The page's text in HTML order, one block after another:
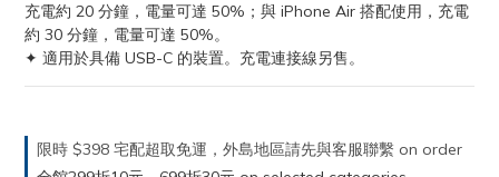
充電約 20 分鐘，電量可達 50%；與 iPhone Air 搭配使用，充電
約 30 分鐘，電量可達 50%。
✦ 適用於具備 USB-C 的裝置。充電連接線另售。
限時 $398 宅配超取免運，外島地區請先與客服聯繫 on order